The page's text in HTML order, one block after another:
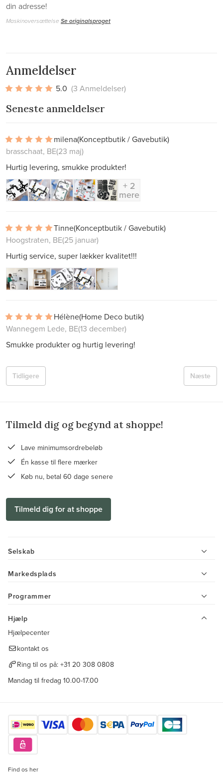
din adresse!
Maskinoversættelse Se originalsproget
Anmeldelser
5.0 (3 Anmeldelser)
Seneste anmeldelser
milena(Konceptbutik / Gavebutik)
brasschaat, BE(23 maj)
Hurtig levering, smukke produkter!
+ 2
mere
Tinne(Konceptbutik / Gavebutik)
Hoogstraten, BE(25 januar)
Hurtig service, super lækker kvalitet!!!
Hélène(Home Deco butik)
Wannegem Lede, BE(13 december)
Smukke produkter og hurtig levering!
Næste
Tidligere
Tilmeld dig og begynd at shoppe!
Lave minimumsordrebeløb
Én kasse til flere mærker
Køb nu, betal 60 dage senere
Tilmeld dig for at shoppe
Selskab
Markedsplads
Programmer
Hjælp
Hjælpecenter
kontakt os
Ring til os på: +31 20 308 0808
Mandag til fredag 10.00-17.00
Find os her